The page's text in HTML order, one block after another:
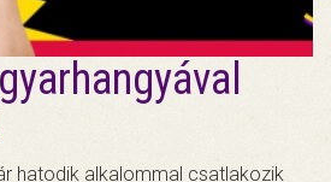
hatodik alkalommal csatlakozik